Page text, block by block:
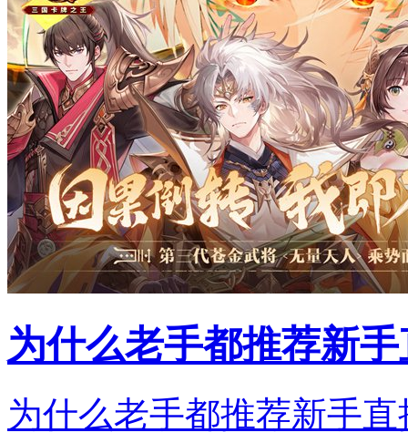
为什么老手都推荐新
为什么老手都推荐新手